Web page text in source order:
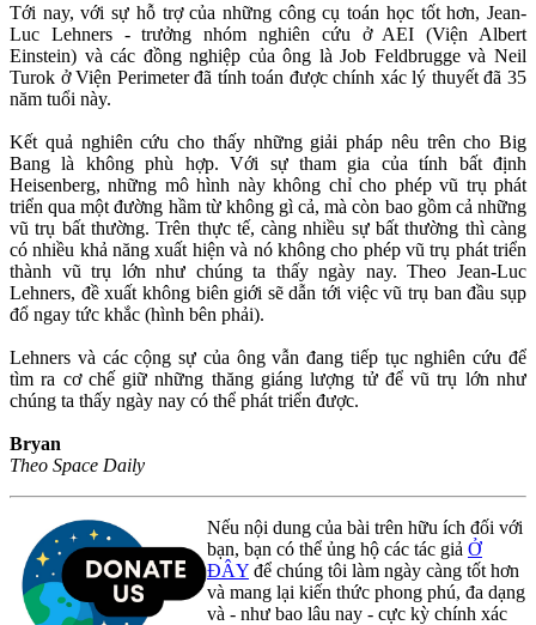
Tới nay, với sự hỗ trợ của những công cụ toán học tốt hơn, Jean-
Luc Lehners - trưởng nhóm nghiên cứu ở AEI (Viện Albert
Einstein) và các đồng nghiệp của ông là Job Feldbrugge và Neil
Turok ở Viện Perimeter đã tính toán được chính xác lý thuyết đã 35
năm tuổi này.
Kết quả nghiên cứu cho thấy những giải pháp nêu trên cho Big
Bang là không phù hợp. Với sự tham gia của tính bất định
Heisenberg, những mô hình này không chỉ cho phép vũ trụ phát
triển qua một đường hầm từ không gì cả, mà còn bao gồm cả những
vũ trụ bất thường. Trên thực tế, càng nhiều sự bất thường thì càng
có nhiều khả năng xuất hiện và nó không cho phép vũ trụ phát triển
thành vũ trụ lớn như chúng ta thấy ngày nay. Theo Jean-Luc
Lehners, đề xuất không biên giới sẽ dẫn tới việc vũ trụ ban đầu sụp
đổ ngay tức khắc (hình bên phải).
Lehners và các cộng sự của ông vẫn đang tiếp tục nghiên cứu để
tìm ra cơ chế giữ những thăng giáng lượng tử để vũ trụ lớn như
chúng ta thấy ngày nay có thể phát triển được.
Bryan
Theo Space Daily
Nếu nội dung của bài trên hữu ích đối với
bạn, bạn có thể ủng hộ các tác giả Ở
ĐÂY để chúng tôi làm ngày càng tốt hơn
và mang lại kiến thức phong phú, đa dạng
và - như bao lâu nay - cực kỳ chính xác